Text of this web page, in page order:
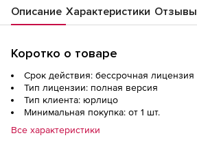
Описание Характеристики Отзывы
Коротко о товаре
Срок действия: бессрочная лицензия
Тип лицензии: полная версия
Тип клиента: юрлицо
Минимальная покупка: от 1 шт.
Все характеристики